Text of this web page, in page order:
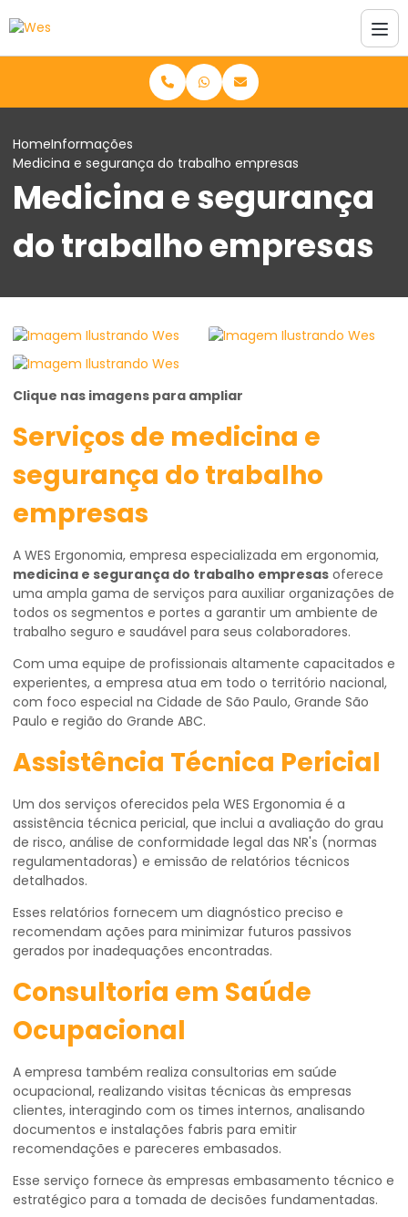
HomeInformações
Medicina e segurança do trabalho empresas
Medicina e segurança
do trabalho empresas
Clique nas imagens para ampliar
Serviços de medicina e
segurança do trabalho
empresas
A WES Ergonomia, empresa especializada em ergonomia,
medicina e segurança do trabalho empresas oferece
uma ampla gama de serviços para auxiliar organizações de
todos os segmentos e portes a garantir um ambiente de
trabalho seguro e saudável para seus colaboradores.
Com uma equipe de profissionais altamente capacitados e
experientes, a empresa atua em todo o território nacional,
com foco especial na Cidade de São Paulo, Grande São
Paulo e região do Grande ABC.
Assistência Técnica Pericial
Um dos serviços oferecidos pela WES Ergonomia é a
assistência técnica pericial, que inclui a avaliação do grau
de risco, análise de conformidade legal das NR's (normas
regulamentadoras) e emissão de relatórios técnicos
detalhados.
Esses relatórios fornecem um diagnóstico preciso e
recomendam ações para minimizar futuros passivos
gerados por inadequações encontradas.
Consultoria em Saúde
Ocupacional
A empresa também realiza consultorias em saúde
ocupacional, realizando visitas técnicas às empresas
clientes, interagindo com os times internos, analisando
documentos e instalações fabris para emitir
recomendações e pareceres embasados.
Esse serviço fornece às empresas embasamento técnico e
estratégico para a tomada de decisões fundamentadas.